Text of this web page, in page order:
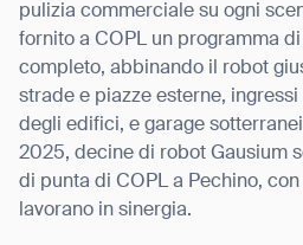
pulizia commerciale su ogni
fornito a COPL un programma
completo, abbinando il robot
strade e piazze esterne,
degli edifici, e garage
2025, decine di robot Gausium
di punta di COPL a Pechino,
lavorano in sinergia.